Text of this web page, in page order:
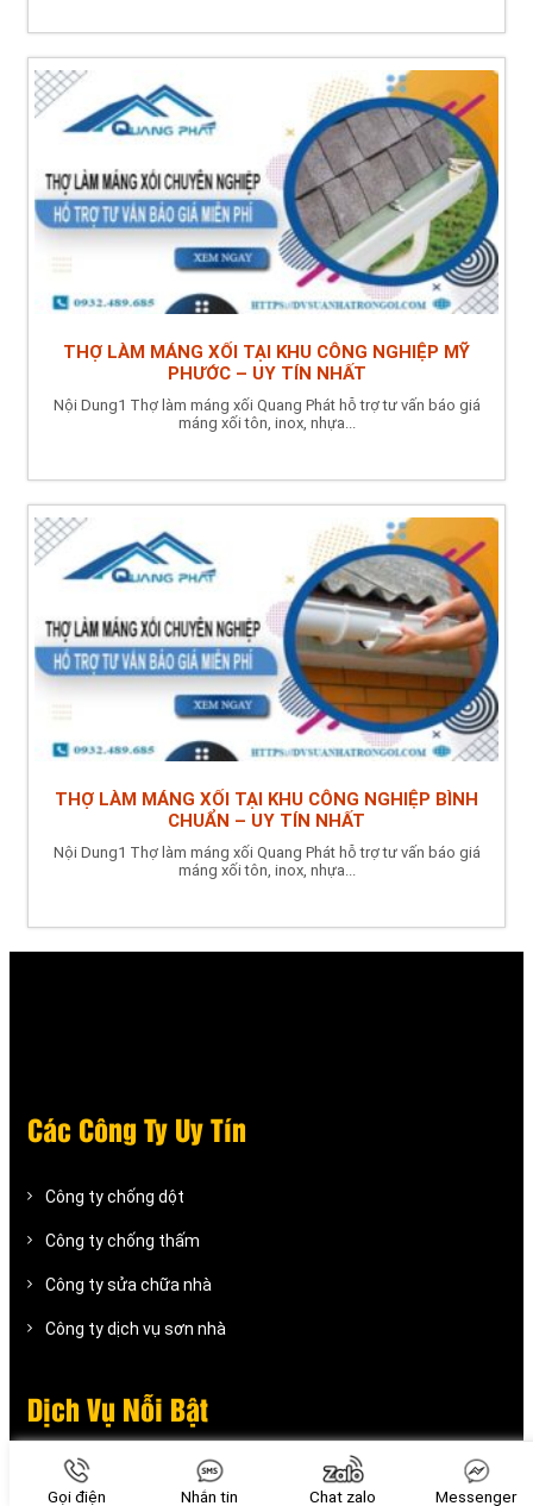
THỢ LÀM MÁNG XỐI TẠI KHU CÔNG NGHIỆP MỸ
PHƯỚC – UY TÍN NHẤT
Nội Dung1 Thợ làm máng xối Quang Phát hỗ trợ tư vấn báo giá
máng xối tôn, inox, nhựa...
THỢ LÀM MÁNG XỐI TẠI KHU CÔNG NGHIỆP BÌNH
CHUẨN – UY TÍN NHẤT
Nội Dung1 Thợ làm máng xối Quang Phát hỗ trợ tư vấn báo giá
máng xối tôn, inox, nhựa...
Các Công Ty Uy Tín
Công ty chống dột
Công ty chống thấm
Công ty sửa chữa nhà
Công ty dịch vụ sơn nhà
Dịch Vụ Nỗi Bật
Báo giá thi công làm cửa sắt
Gọi điện
Nhắn tin Chat zalo Messenger